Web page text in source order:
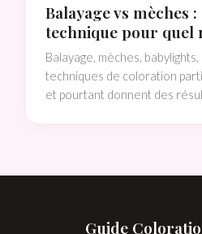
Balayage vs mèches
technique pour quel
Balayage, mèches,
techniques de coloration
et pourtant donnent des
Guide